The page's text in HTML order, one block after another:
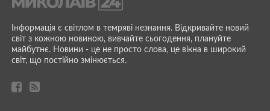
Інформація є світлом в темряві незнання. Відкривайте новий
світ з кожною новиною, вивчайте сьогодення, плануйте
майбутнє. Новини - це не просто слова, це вікна в широкий
світ, що постійно змінюється.